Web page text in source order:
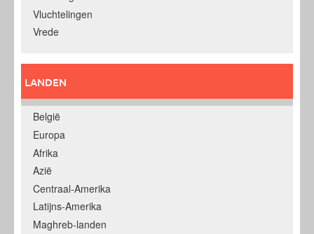
Vluchtelingen
Vrede
LANDEN
België
Europa
Afrika
Azië
Centraal-Amerika
Latijns-Amerika
Maghreb-landen